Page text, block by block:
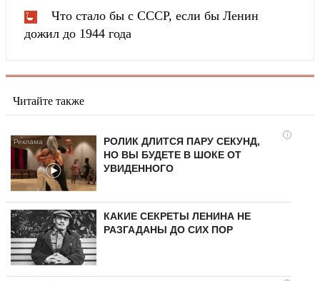
Что стало бы с СССР, если бы Ленин
дожил до 1944 года
Читайте также
i
РОЛИК ДЛИТСЯ ПАРУ СЕКУНД,
НО ВЫ БУДЕТЕ В ШОКЕ ОТ
УВИДЕННОГО
КАКИЕ СЕКРЕТЫ ЛЕНИНА НЕ
РАЗГАДАНЫ ДО СИХ ПОР